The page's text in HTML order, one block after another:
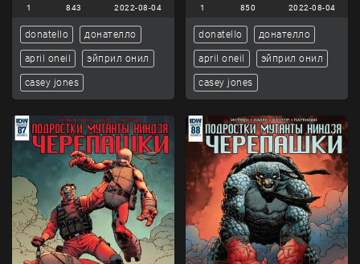
1 843 2022-08-04
donatello донателло
april oneil эйприл онил
casey jones
1 850 2022-08-04
donatello донателло
april oneil эйприл онил
casey jones